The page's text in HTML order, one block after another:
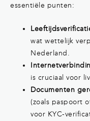
essentiële punten:
wat wettelijk
Nederland.
is cruciaal voor
Documenten
(zoals paspoort
voor KYC-